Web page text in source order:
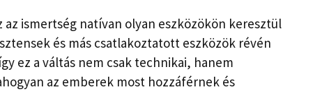
ismertség natívan olyan eszközökön keresztül
és más csatlakoztatott eszközök révén
ez a váltás nem csak technikai, hanem
az emberek most hozzáférnek és